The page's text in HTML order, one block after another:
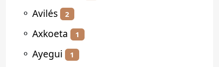
⚬ Avilés 2
⚬ Axkoeta 1
⚬ Ayegui 1